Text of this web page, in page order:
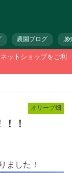
農園ブログ メ
ットショップをご利
オリーブ畑
！
ました！